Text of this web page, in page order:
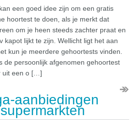
een goed idee zijn om een gratis
hoortest te doen, als je merkt dat
om je heen steeds zachter praat en
kapot lijkt te zijn. Wellicht ligt het aan
kun je meerdere gehoortests vinden.
de persoonlijk afgenomen gehoortest
uit een o […]
aanbiedingen